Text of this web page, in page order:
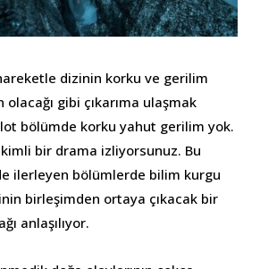
dizinin korku ve gerilim
olacağı gibi çıkarıma ulaşmak
bölümde korku yahut gerilim yok.
bir drama izliyorsunuz. Bu
ilerleyen bölümlerde bilim kurgu
birleşimden ortaya çıkacak bir
anlaşılıyor.